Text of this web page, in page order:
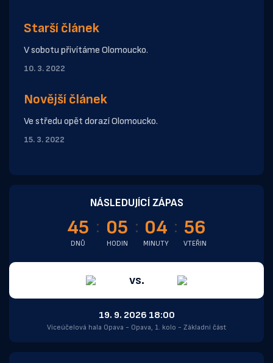
Starší článek
V sobotu přivítáme Olomoucko.
10. 3. 2022
Novější článek
Ve středu opět dorazí Olomoucko.
15. 3. 2022
NÁSLEDUJÍCÍ ZÁPAS
45
DNŮ
05
HODIN
04
MINUTY
56
VTEŘIN
vs.
19. 9. 2026 18:00
Víceúčelová hala Opava - Opava, 1. kolo - Základní část